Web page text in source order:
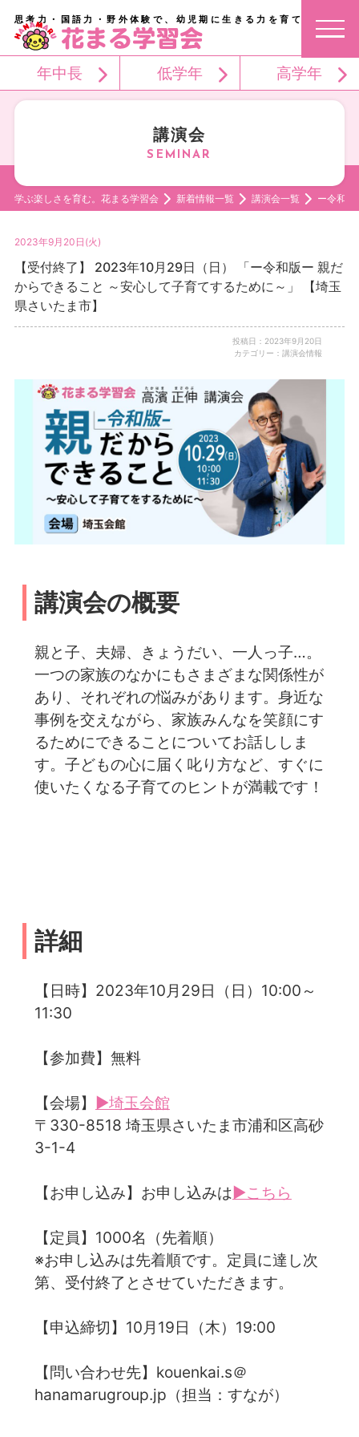
思考力・国語力・野外体験で、幼児期に生きる力を育てる。
年中長 低学年 高学年
講演会
学ぶ楽しさを育む。花まる学習会 新着情報一覧 講演会一覧 ー令和版
2023年9月20日(火)
【受付終了】 2023年10月29日（日） 「ー令和版ー 親だ
からできること ～安心して子育てするために～」 【埼玉
県さいたま市】
投稿日：2023年9月20日
カテゴリー：講演会情報
講演会の概要
親と子、夫婦、きょうだい、一人っ子…。
一つの家族のなかにもさまざまな関係性が
あり、それぞれの悩みがあります。身近な
事例を交えながら、家族みんなを笑顔にす
るためにできることについてお話ししま
す。子どもの心に届く叱り方など、すぐに
使いたくなる子育てのヒントが満載です！
詳細
【日時】2023年10月29日（日）10:00～
11:30
【参加費】無料
【会場】 ▶埼玉会館
〒330-8518 埼玉県さいたま市浦和区高砂
3-1-4
【お申し込み】お申し込みは▶こちら
【定員】1000名（先着順）
※お申し込みは先着順です。定員に達し次
第、受付終了とさせていただきます。
【申込締切】10月19日（木）19:00
【問い合わせ先】kouenkai.s＠
hanamarugroup.jp（担当：すなが）